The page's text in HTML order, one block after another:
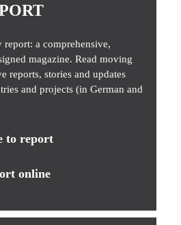
a comprehensive,
magazine. Read moving
reports, stories and updates
and projects (in German and
to report
online